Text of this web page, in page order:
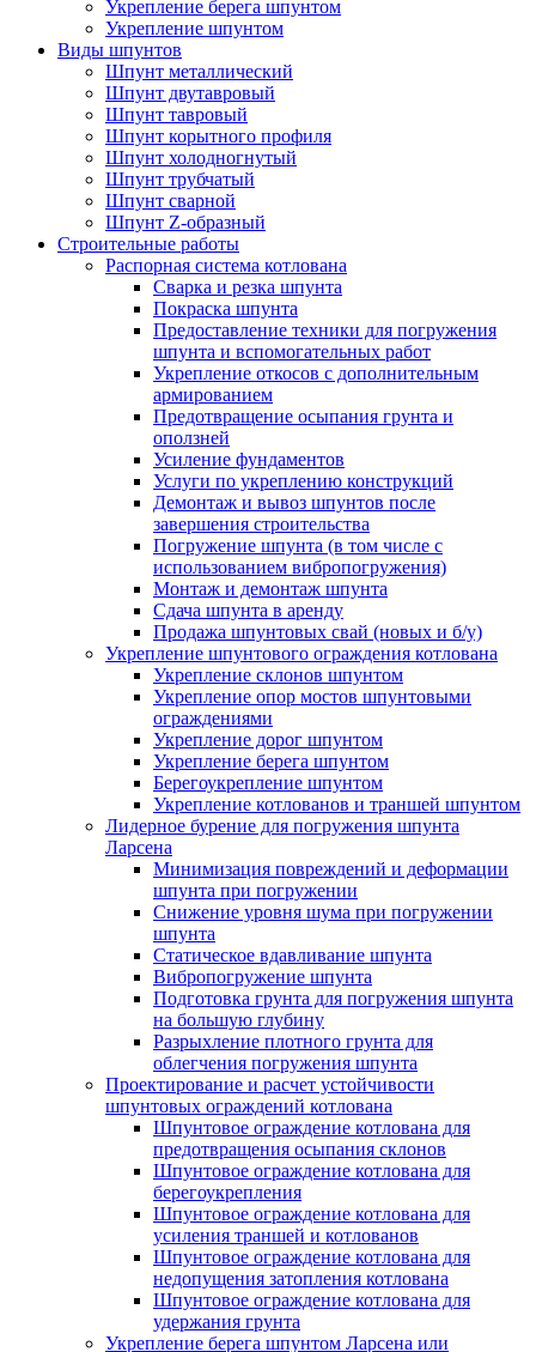
Укрепление берега шпунтом
Укрепление шпунтом
Виды шпунтов
Шпунт металлический
Шпунт двутавровый
Шпунт тавровый
Шпунт корытного профиля
Шпунт холодногнутый
Шпунт трубчатый
Шпунт сварной
Шпунт Z-образный
Строительные работы
Распорная система котлована
Сварка и резка шпунта
Покраска шпунта
Предоставление техники для погружения
шпунта и вспомогательных работ
Укрепление откосов с дополнительным
армированием
Предотвращение осыпания грунта и
оползней
Усиление фундаментов
Услуги по укреплению конструкций
Демонтаж и вывоз шпунтов после
завершения строительства
Погружение шпунта (в том числе с
использованием вибропогружения)
Монтаж и демонтаж шпунта
Сдача шпунта в аренду
Продажа шпунтовых свай (новых и б/у)
Укрепление шпунтового ограждения котлована
Укрепление склонов шпунтом
Укрепление опор мостов шпунтовыми
ограждениями
Укрепление дорог шпунтом
Укрепление берега шпунтом
Берегоукрепление шпунтом
Укрепление котлованов и траншей шпунтом
Лидерное бурение для погружения шпунта
Ларсена
Минимизация повреждений и деформации
шпунта при погружении
Снижение уровня шума при погружении
шпунта
Статическое вдавливание шпунта
Вибропогружение шпунта
Подготовка грунта для погружения шпунта
на большую глубину
Разрыхление плотного грунта для
облегчения погружения шпунта
Проектирование и расчет устойчивости
шпунтовых ограждений котлована
Шпунтовое ограждение котлована для
предотвращения осыпания склонов
Шпунтовое ограждение котлована для
берегоукрепления
Шпунтовое ограждение котлована для
усиления траншей и котлованов
Шпунтовое ограждение котлована для
недопущения затопления котлована
Шпунтовое ограждение котлована для
удержания грунта
Укрепление берега шпунтом Ларсена или